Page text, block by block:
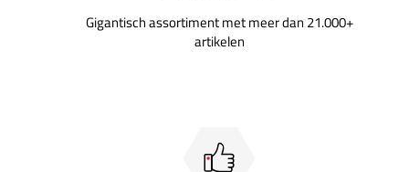
Gigantisch assortiment met meer dan 21.000+
artikelen